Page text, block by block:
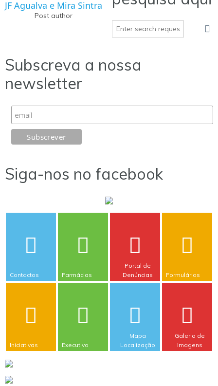
JF Agualva e Mira Sintra
Post author
Subscreva a nossa
newsletter
Siga-nos no facebook
Contactos Farmácias
Portal de
Denúncias
Formulários
Iniciativas Executivo
Mapa
Localização
Galeria de
Imagens